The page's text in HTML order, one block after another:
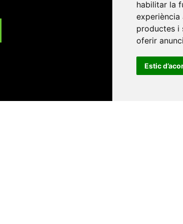
habilitar la
productes i
oferir
Estic